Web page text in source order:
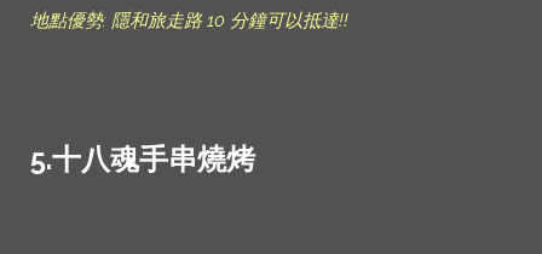
地點優勢: 隱和旅走路 10 分鐘可以抵達!!
5.十八魂手串燒烤